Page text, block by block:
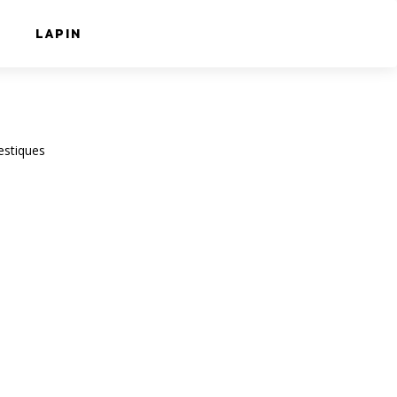
LAPIN